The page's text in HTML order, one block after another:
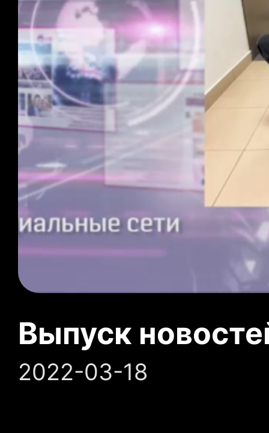
Выпуск
2022-03-18